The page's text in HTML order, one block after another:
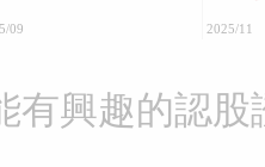
09 2025/11
有興趣的認股